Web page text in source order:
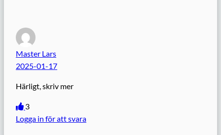
Master Lars
2025-01-17
Härligt, skriv mer
3
Logga in för att svara